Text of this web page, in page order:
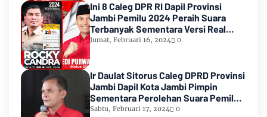
Ini 8 Caleg DPR RI Dapil Provinsi
Jambi Pemilu 2024 Peraih Suara
Terbanyak Sementara Versi Real
Count KPU RI
Jumat, Februari 16, 2024 0
Ir Daulat Sitorus Caleg DPRD Provinsi
Jambi Dapil Kota Jambi Pimpin
Sementara Perolehan Suara Pemilu
2024
Sabtu, Februari 17, 2024 0